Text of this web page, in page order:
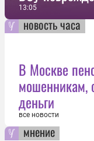
13:05
новость часа
В Москве
мошенникам,
деньги
все новости
мнение